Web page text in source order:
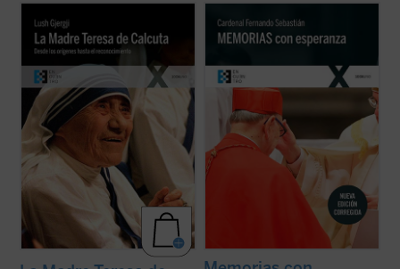
Lush Gjergji cuando la santa todavía estaba
en vida, es una de las biografías de
referencia sobre la Madre Teresa de
Calcuta. Partiendo de múltiples testimonios
directos y de varias conversaciones ... (ver
ficha)
años pasados tenemos la obligación de
ayudar a los más jóvenes a conocer la
demasiadas tensiones, demasiados
rechazos, ...(ver ficha)